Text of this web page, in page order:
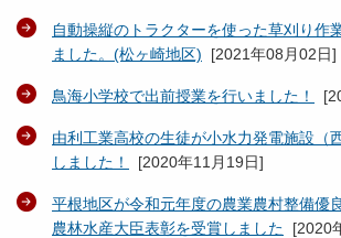
自動操縦のトラクターを使った草刈り作
ました。(松ヶ崎地区) [2021年08月02日]
鳥海小学校で出前授業を行いました！ [
由利工業高校の生徒が小水力発電施設（
しました！
[2020年11月19日]
平根地区が令和元年度の農業農村整備優
農林水産大臣表彰を受賞しました [2020